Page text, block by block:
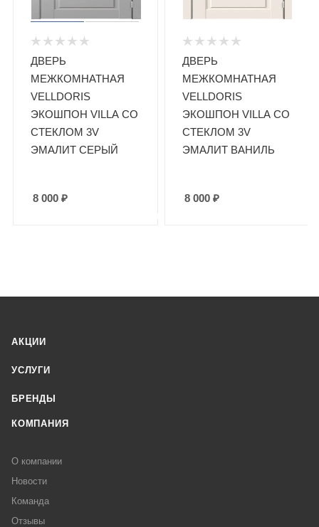
ДВЕРЬ
МЕЖКОМНАТНАЯ
VELLDORIS
ЭКОШПОН VILLA СО
СТЕКЛОМ 3V
ЭМАЛИТ СЕРЫЙ
8 000 ₽
ДВЕРЬ
МЕЖКОМНАТНАЯ
VELLDORIS
ЭКОШПОН VILLA СО
СТЕКЛОМ 3V
ЭМАЛИТ ВАНИЛЬ
8 000 ₽
АКЦИИ
УСЛУГИ
БРЕНДЫ
КОМПАНИЯ
О компании
Новости
Команда
Отзывы